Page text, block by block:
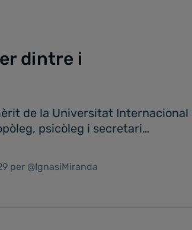
dintre i
de la Universitat
psicòleg i secretari…
per @IgnasiMiranda